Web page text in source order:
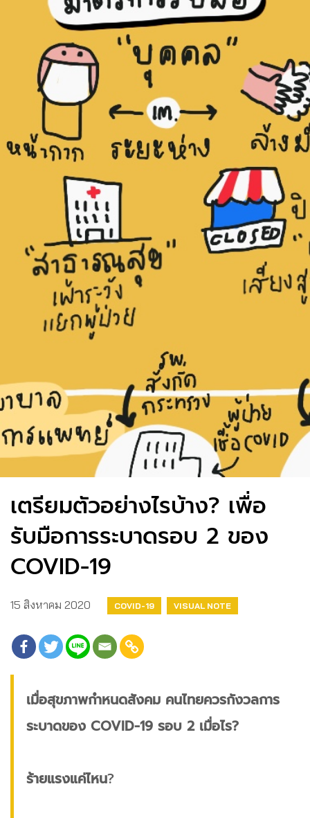
เตรียมตัวอย่างไรบ้าง? เพื่อ
รับมือการระบาดรอบ 2 ของ
COVID-19
15 สิงหาคม 2020 COVID-19 VISUAL NOTE
เมื่อสุขภาพกำหนดสังคม คนไทยควรกังวลการ
ระบาดของ COVID-19 รอบ 2 เมื่อไร?
ร้ายแรงแค่ไหน​?